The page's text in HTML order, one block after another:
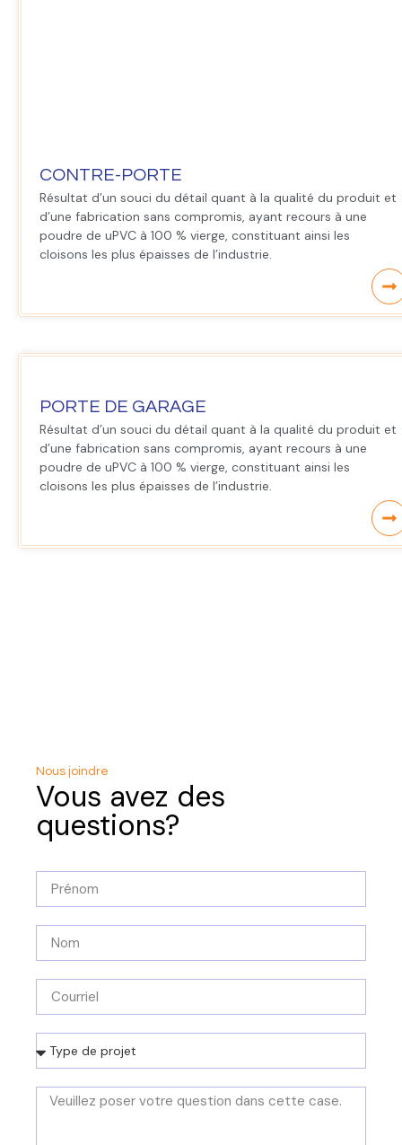
CONTRE-PORTE
Résultat d’un souci du détail quant à la qualité du produit et
d’une fabrication sans compromis, ayant recours à une
poudre de uPVC à 100 % vierge, constituant ainsi les
cloisons les plus épaisses de l’industrie.
PORTE DE GARAGE
Résultat d’un souci du détail quant à la qualité du produit et
d’une fabrication sans compromis, ayant recours à une
poudre de uPVC à 100 % vierge, constituant ainsi les
cloisons les plus épaisses de l’industrie.
Nous joindre
Vous avez des
questions?